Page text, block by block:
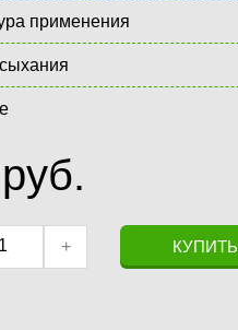
применения
руб.
+ КУПИТЬ